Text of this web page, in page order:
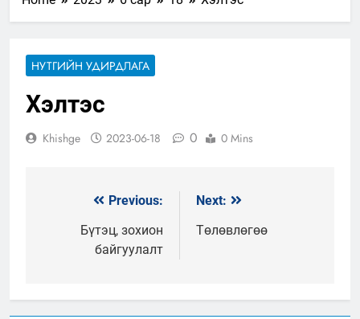
НУТГИЙН УДИРДЛАГА
Хэлтэс
Khishge 2023-06-18 0 0 Mins
МэдээнийPrevious:
Бүтэц, зохион
байгуулалт
Next:
Төлөвлөгөө